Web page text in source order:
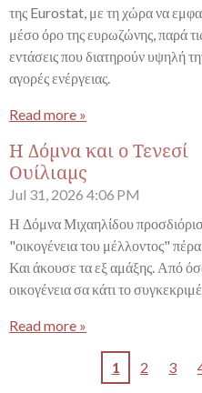
της Eurostat, με τη χώρα να
μέσο όρο της ευρωζώνης, παρά
εντάσεις που διατηρούν υψηλή
αγορές ενέργειας.
Read more »
Η Δόμνα και ο Τενεσί
Ουίλιαμς
Jul 31, 2026 4:06 PM
Η Δόμνα Μιχαηλίδου
"οικογένεια του μέλλοντος"
Και άκουσε τα εξ αμάξης. Από
οικογένεια σα κάτι το
Read more »
1 2 3